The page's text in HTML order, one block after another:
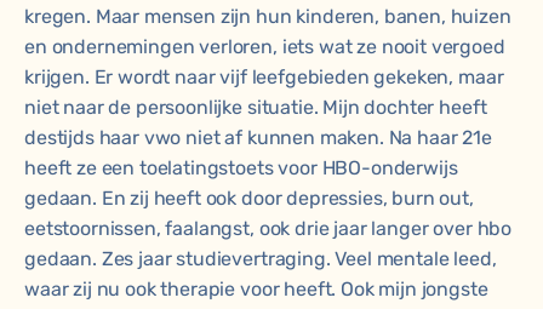
kregen. Maar mensen zijn hun kinderen, banen, huizen
en ondernemingen verloren, iets wat ze nooit vergoed
krijgen. Er wordt naar vijf leefgebieden gekeken, maar
niet naar de persoonlijke situatie. Mijn dochter heeft
destijds haar vwo niet af kunnen maken. Na haar 21e
heeft ze een toelatingstoets voor HBO-onderwijs
gedaan. En zij heeft ook door depressies, burn out,
eetstoornissen, faalangst, ook drie jaar langer over hbo
gedaan. Zes jaar studievertraging. Veel mentale leed,
waar zij nu ook therapie voor heeft. Ook mijn jongste